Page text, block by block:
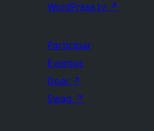
WordPress.tv ↗
Participar
Eventos
Doar ↗
Swag ↗